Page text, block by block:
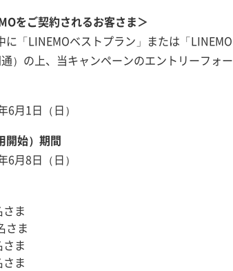
をご契約されるお客さま＞
「LINEMOベストプラン」または「
）の上、当キャンペーンのエントリーフォ
月1日（日）
開始）期間
月8日（日）
ま
さま
ま
ま